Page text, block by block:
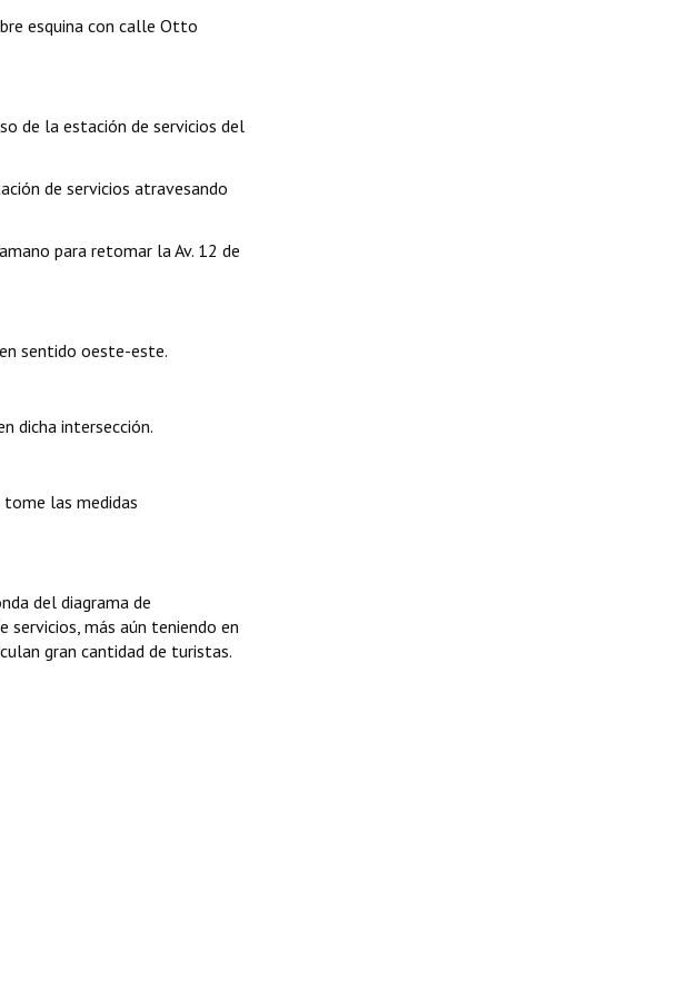
esquina con calle Otto
de la estación de servicios del
de servicios atravesando
para retomar la Av. 12 de
sentido oeste-este.
dicha intersección.
las medidas
del diagrama de
servicios, más aún teniendo en
gran cantidad de turistas.